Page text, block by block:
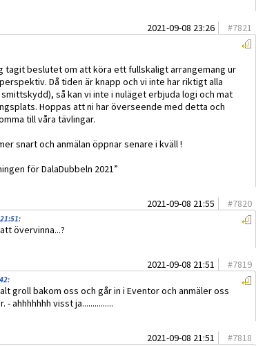
2021-09-08 23:26 #7821
tagit beslutet om att köra ett fullskaligt arrangemang ur
Då tiden är knapp och vi inte har riktigt alla
så kan vi inte i nuläget erbjuda logi och mat
Hoppas att ni har överseende med detta och
till våra tävlingar.
snart och anmälan öppnar senare i kväll !
för DalaDubbeln 2021”
2021-09-08 21:55 #7820
:
övervinna...?
2021-09-08 21:51 #7819
:
groll bakom oss och går in i Eventor och anmäler oss
ahhhhhhh visst ja...............
2021-09-08 21:51 #7818